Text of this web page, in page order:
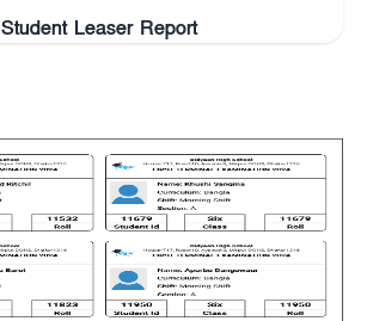
Student Leaser Report